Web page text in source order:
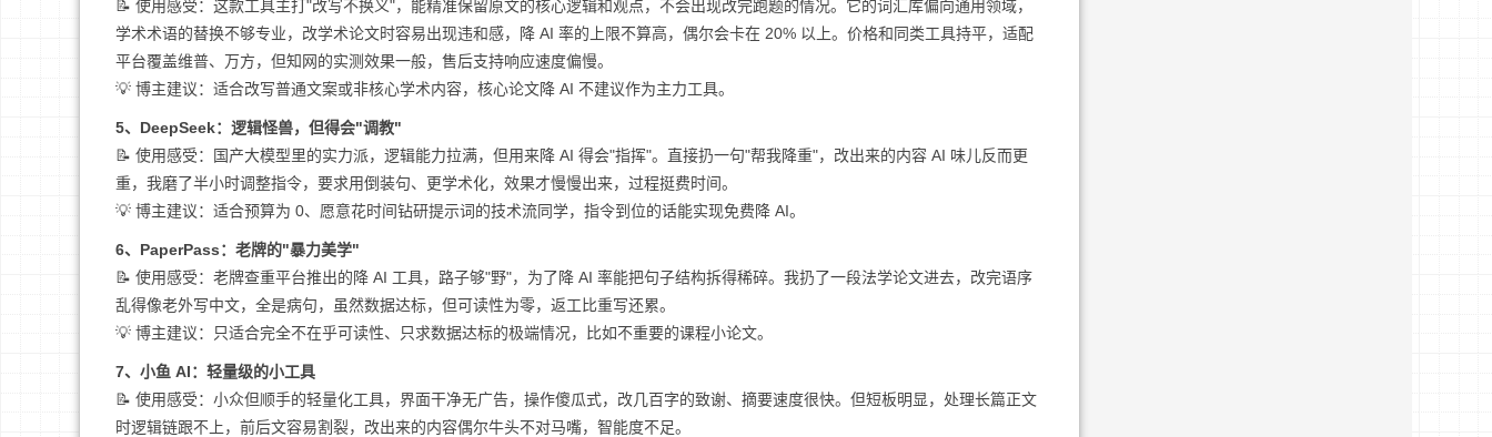
📝 使用感受：这款工具主打"改写不换义"，能精准保留原文的核心逻辑和观点，不会出现改完跑题的情况。它的词汇库偏向通用领域，
学术术语的替换不够专业，改学术论文时容易出现违和感，降 AI 率的上限不算高，偶尔会卡在 20% 以上。价格和同类工具持平，适配
平台覆盖维普、万方，但知网的实测效果一般，售后支持响应速度偏慢。
💡 博主建议：适合改写普通文案或非核心学术内容，核心论文降 AI 不建议作为主力工具。
5、DeepSeek：逻辑怪兽，但得会"调教"
📝 使用感受：国产大模型里的实力派，逻辑能力拉满，但用来降 AI 得会"指挥"。直接扔一句"帮我降重"，改出来的内容 AI 味儿反而更
重，我磨了半小时调整指令，要求用倒装句、更学术化，效果才慢慢出来，过程挺费时间。
💡 博主建议：适合预算为 0、愿意花时间钻研提示词的技术流同学，指令到位的话能实现免费降 AI。
6、PaperPass：老牌的"暴力美学"
📝 使用感受：老牌查重平台推出的降 AI 工具，路子够"野"，为了降 AI 率能把句子结构拆得稀碎。我扔了一段法学论文进去，改完语序
乱得像老外写中文，全是病句，虽然数据达标，但可读性为零，返工比重写还累。
💡 博主建议：只适合完全不在乎可读性、只求数据达标的极端情况，比如不重要的课程小论文。
7、小鱼 AI：轻量级的小工具
📝 使用感受：小众但顺手的轻量化工具，界面干净无广告，操作傻瓜式，改几百字的致谢、摘要速度很快。但短板明显，处理长篇正文
时逻辑链跟不上，前后文容易割裂，改出来的内容偶尔牛头不对马嘴，智能度不足。